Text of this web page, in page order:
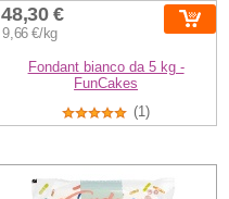
48,30 €
9,66 €/kg
Fondant bianco da 5 kg -
FunCakes
(1)